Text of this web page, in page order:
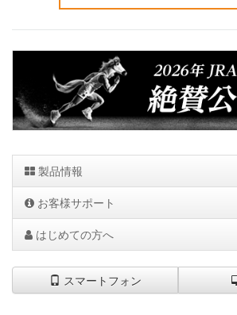
製品情報
お客様サポート
はじめての方へ
スマートフォン